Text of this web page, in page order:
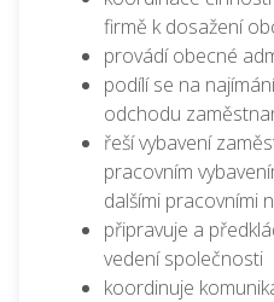
firmě k dosažení
provádí obecné
podílí se na
odchodu
řeší vybavení
pracovním
dalšími pracovními
připravuje a
vedení společnosti
koordinuje